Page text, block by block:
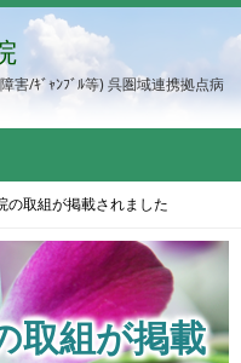
害/ｷﾞｬﾝﾌﾞﾙ等) 呉圏域連携拠点病
の取組が掲載されました
取組が掲載